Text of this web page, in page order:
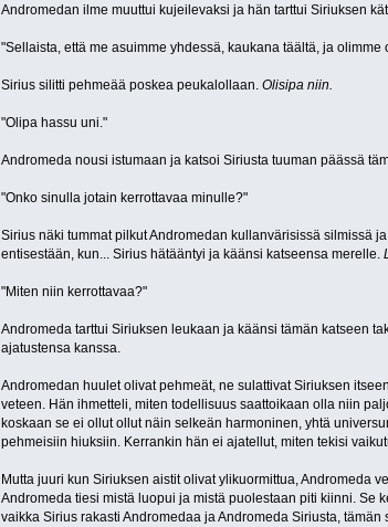
Andromedan ilme muuttui kujeilevaksi ja hän tarttui Siriuksen
"Sellaista, että me asuimme yhdessä, kaukana täältä, ja olimme
Sirius silitti pehmeää poskea peukalollaan. Olisipa niin.
"Olipa hassu uni."
Andromeda nousi istumaan ja katsoi Siriusta tuuman päässä
"Onko sinulla jotain kerrottavaa minulle?"
Sirius näki tummat pilkut Andromedan kullanvärisissä silmissä
entisestään, kun... Sirius hätääntyi ja käänsi katseensa merelle.
"Miten niin kerrottavaa?"
Andromeda tarttui Siriuksen leukaan ja käänsi tämän katseen
ajatustensa kanssa.
Andromedan huulet olivat pehmeät, ne sulattivat Siriuksen
veteen. Hän ihmetteli, miten todellisuus saattoikaan olla niin
koskaan se ei ollut ollut näin selkeän harmoninen, yhtä
pehmeisiin hiuksiin. Kerrankin hän ei ajatellut, miten tekisi
Mutta juuri kun Siriuksen aistit olivat ylikuormittua, Andromeda
Andromeda tiesi mistä luopui ja mistä puolestaan piti kiinni. Se
vaikka Sirius rakasti Andromedaa ja Andromeda Siriusta,